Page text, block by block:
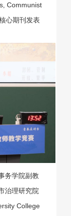
Communist
心期刊发表
务学院副教
治理研究院
College